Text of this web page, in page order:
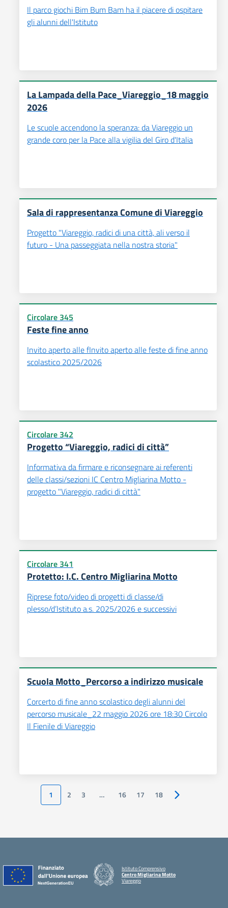
Il parco giochi Bim Bum Bam ha il piacere di ospitare
gli alunni dell'Istituto
La Lampada della Pace_Viareggio_18 maggio
2026
Le scuole accendono la speranza: da Viareggio un
grande coro per la Pace alla vigilia del Giro d'Italia
Sala di rappresentanza Comune di Viareggio
Progetto "Viareggio, radici di una città, ali verso il
futuro - Una passeggiata nella nostra storia"
Circolare 345
Feste fine anno
Invito aperto alle fInvito aperto alle feste di fine anno
scolastico 2025/2026
Circolare 342
Progetto “Viareggio, radici di città”
Informativa da firmare e riconsegnare ai referenti
delle classi/sezioni IC Centro Migliarina Motto -
progetto "Viareggio, radici di città"
Circolare 341
Protetto: I.C. Centro Migliarina Motto
Riprese foto/video di progetti di classe/di
plesso/d’Istituto a.s. 2025/2026 e successivi
Scuola Motto_Percorso a indirizzo musicale
Corcerto di fine anno scolastico degli alunni del
percorso musicale_22 maggio 2026 ore 18:30 Circolo
Il Fienile di Viareggio
1 2 3 … 16 17 18 Pagina
Istituto Comprensivo
Centro Migliarina Motto
Viareggio